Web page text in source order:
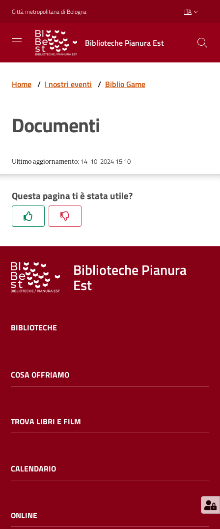
Vai al contenuto
Vai alla navigazione
Vai al footer
Città metropolitana di Bologna ITA
Biblioteche Pianura Est
Biblioteche
Pianura
Est
CREARE,
RICREARSI
Biblioteche
Trova
e
Calendario
Online
ragazzi
i
l
Home / I nostri eventi / Biblio Game
Documenti
Ultimo aggiornamento: 14-10-2024 15:10
Questa pagina ti è stata utile?
Biblioteche Pianura
Est
BIBLIOTECHE
COSA OFFRIAMO
TROVA LIBRI E FILM
CALENDARIO
ONLINE